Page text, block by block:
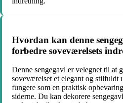
Hvordan kan denne
forbedre soveværelsets
Denne sengegavl er velegnet til at
soveværelset et elegant og stilfuldt
fungere som en praktisk
siderne. Du kan dekorere